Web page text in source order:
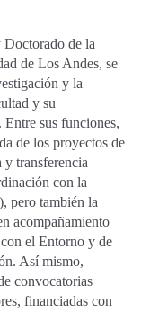
de la
de Los Andes, se
y la
y su
sus funciones,
de los proyectos de
transferencia
con la
pero también la
acompañamiento
el Entorno y de
Así mismo,
convocatorias
financiadas con